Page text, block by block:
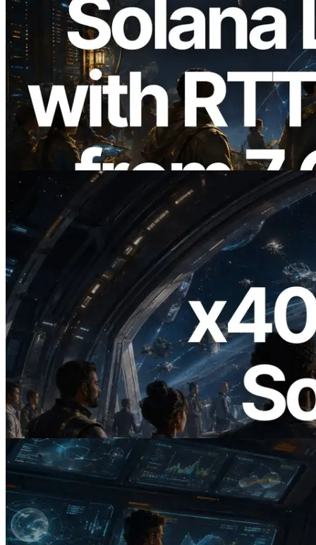
2026.08.05
ERPC 擴展 Solana Leader Slot API：新
增全球 7 個區域的 Ping 測量 —
Validators Information API 同步上線
2026.07.04
ERPC 發布支援 x402 支付的 Solana RPC
— AI Agent 按需為 API 付款的時代開啟
閱讀此文章